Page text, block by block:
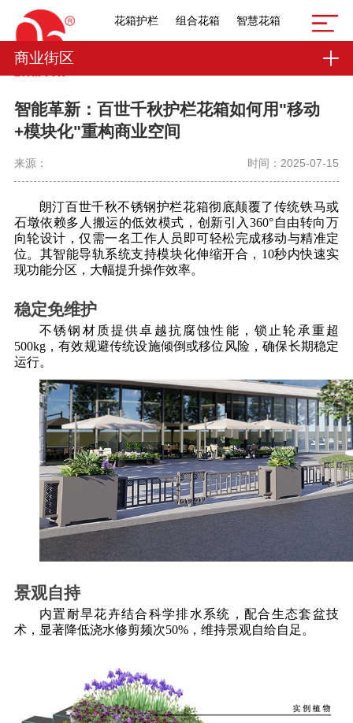
花箱护栏 组合花箱 智慧花箱
商业街区
智能革新：百世千秋护栏花箱如何用"移动
+模块化"重构商业空间
来源： 时间：2025-07-15
朗汀百世千秋不锈钢护栏花箱彻底颠覆了传统铁马或
石墩依赖多人搬运的低效模式，创新引入360°自由转向万
向轮设计，仅需一名工作人员即可轻松完成移动与精准定
位。其智能导轨系统支持模块化伸缩开合，10秒内快速实
现功能分区，大幅提升操作效率。
稳定免维护
不锈钢材质提供卓越抗腐蚀性能，锁止轮承重超
500kg，有效规避传统设施倾倒或移位风险，确保长期稳定
运行。
景观自持
内置耐旱花卉结合科学排水系统，配合生态套盆技
术，显著降低浇水修剪频次50%，维持景观自给自足。